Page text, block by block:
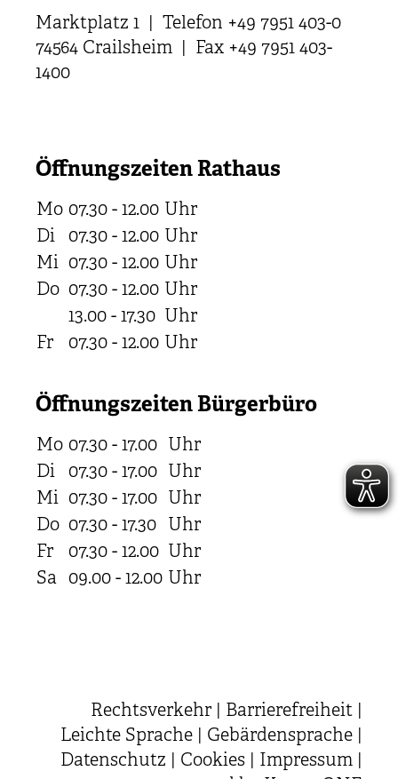
Marktplatz 1 | Telefon +49 7951 403-0
74564 Crailsheim | Fax +49 7951 403-
1400
Öffnungszeiten Rathaus
Mo 07.30 - 12.00 Uhr
Di
07.30 - 12.00 Uhr
Mi 07.30 - 12.00 Uhr
Do 07.30 - 12.00 Uhr
13.00 - 17.30 Uhr
Fr
07.30 - 12.00 Uhr
Öffnungszeiten Bürgerbüro
Mo 07.30 - 17.00 Uhr
Di
07.30 - 17.00 Uhr
Mi 07.30 - 17.00 Uhr
Do 07.30 - 17.30 Uhr
Fr
07.30 - 12.00 Uhr
Sa 09.00 - 12.00 Uhr
Rechtsverkehr Barrierefreiheit
Leichte Sprache
Gebärdensprache
Datenschutz
Cookies Impressum